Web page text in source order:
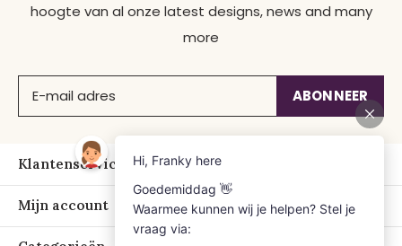
hoogte van al onze latest designs, news and many
more
ABONNEER
Klantenservice
Mijn account